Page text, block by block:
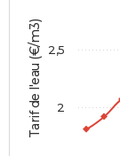
Tarif de l'eau (€/m3) 2
2,5